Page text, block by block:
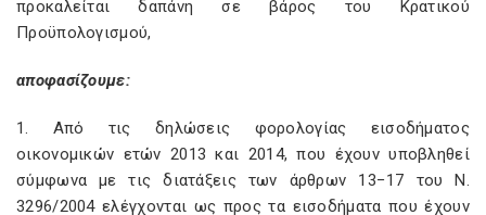
προκαλείται δαπάνη σε βάρος του Κρατικού
Προϋπολογισμού,
αποφασίζουμε:
1. Από τις δηλώσεις φορολογίας εισοδήματος
οικονομικών ετών 2013 και 2014, που έχουν υποβληθεί
σύμφωνα με τις διατάξεις των άρθρων 13−17 του Ν.
3296/2004 ελέγχονται ως προς τα εισοδήματα που έχουν